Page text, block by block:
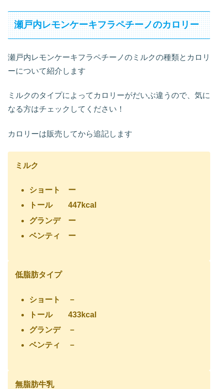
瀬戸内レモンケーキフラペチーノのカロリー
瀬戸内レモンケーキフラペチーノのミルクの種類とカロリ
ーについて紹介します
ミルクのタイプによってカロリーがだいぶ違うので、気に
なる方はチェックしてください！
カロリーは販売してから追記します
ミルク
ショート ー
トール 447kcal
グランデ ー
ベンティ ー
低脂肪タイプ
ショート －
トール 433kcal
グランデ －
ベンティ －
無脂肪牛乳